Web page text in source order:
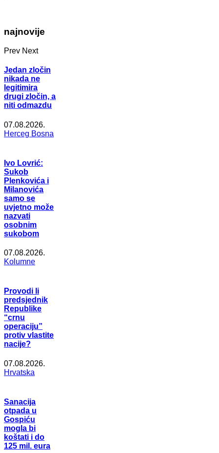
najnovije
Prev Next
Jedan zločin
nikada ne
legitimira
drugi zločin, a
niti odmazdu
07.08.2026.
Herceg Bosna
Ivo Lovrić:
Sukob
Plenkovića i
Milanovića
samo se
uvjetno može
nazvati
osobnim
sukobom
07.08.2026.
Kolumne
Provodi li
predsjednik
Republike
“crnu
operaciju”
protiv vlastite
nacije?
07.08.2026.
Hrvatska
Sanacija
otpada u
Gospiću
mogla bi
koštati i do
125 mil. eura